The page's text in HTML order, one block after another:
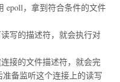
epoll，拿到符合条件的文件
写的描述符，就会执行对
接的文件描述符，就会完
备监听这个连接上的读写